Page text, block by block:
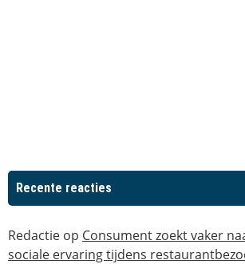
Recente reacties
Redactie op Consument zoekt vaker
sociale ervaring tijdens